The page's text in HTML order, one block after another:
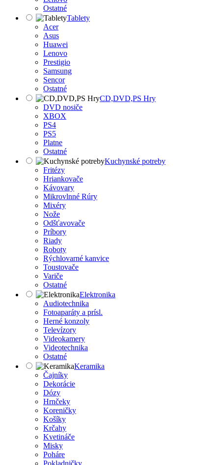
Ostatné
Tablety
Acer
Asus
Huawei
Lenovo
Prestigio
Samsung
Sencor
Ostatné
CD,DVD,PS Hry
DVD nosiče
XBOX
PS4
PS5
Platne
Ostatné
Kuchynské potreby
Fritézy
Hriankovače
Kávovary
Mikrovlnné Rúry
Mixéry
Nože
Odšťavovače
Príbory
Riady
Roboty
Rýchlovarné kanvice
Toustovače
Variče
Ostatné
Elektronika
Audiotechnika
Fotoaparáty a prísl.
Herné konzoly
Televízory
Videokamery
Videotechnika
Ostatné
Keramika
Čajníky
Dekorácie
Dózy
Hrnčeky
Koreničky
Košíky
Krčahy
Kvetináče
Misky
Poháre